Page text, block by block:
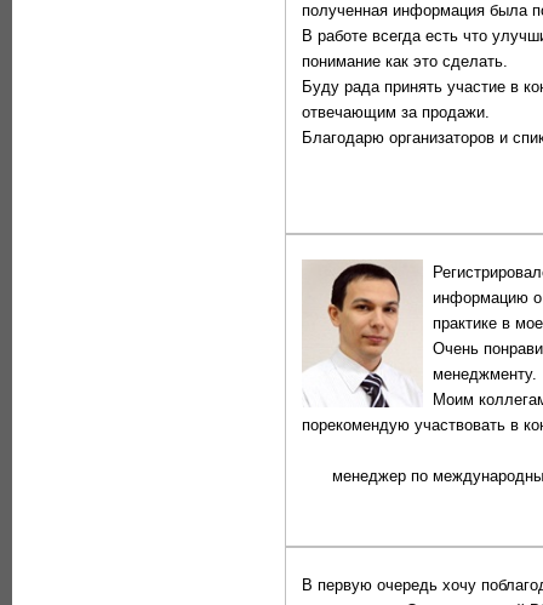
полученная информация была
В работе всегда есть что
понимание как это сделать.
Буду рада принять участие в
отвечающим за продажи.
Благодарю организаторов и
информацию о
практике в
Очень
менеджменту.
Моим
порекомендую участвовать в
менеджер по
В первую очередь хочу